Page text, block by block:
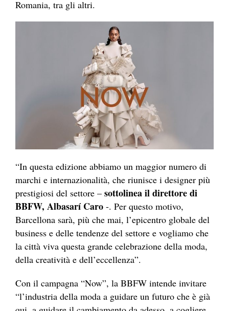
Romania, tra gli altri.
“In questa edizione abbiamo un maggior numero di
marchi e internazionalità, che riunisce i designer più
prestigiosi del settore – sottolinea il direttore di
BBFW, Albasarí Caro -. Per questo motivo,
Barcellona sarà, più che mai, l’epicentro globale del
business e delle tendenze del settore e vogliamo che
la città viva questa grande celebrazione della moda,
della creatività e dell’eccellenza”.
Con il campagna “Now”, la BBFW intende invitare
“l’industria della moda a guidare un futuro che è già